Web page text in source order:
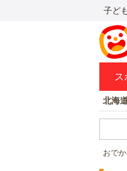
子ど
ス
北海
おで